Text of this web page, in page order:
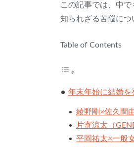
この記事では、中
知られざる苦悩につ
Table of Contents
年末年始に結婚を
綾野剛×佐久間
片寄涼太（
平岡祐太×一般